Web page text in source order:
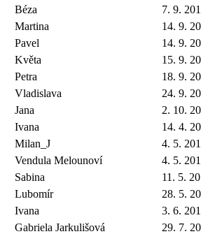
Béza
7. 9.
Martina
14. 9.
Pavel
14. 9.
Květa
15. 9.
Petra
18. 9.
Vladislava
24. 9.
Jana
2. 10.
Ivana
14. 4.
Milan_J
4. 5.
Vendula Melounoví
4. 5.
Sabina
11. 5.
Lubomír
28. 5.
Ivana
3. 6.
Gabriela Jarkulišová
29. 7.